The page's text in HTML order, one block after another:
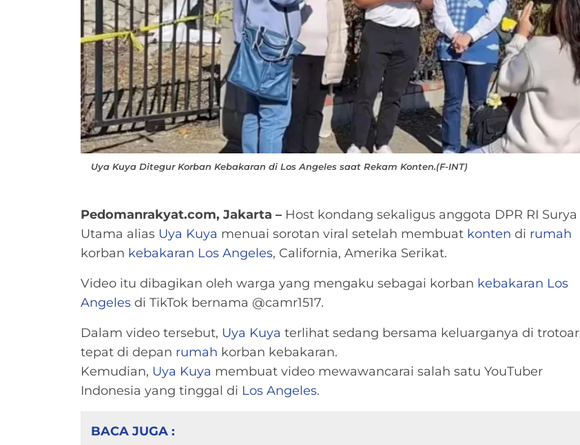
Uya Kuya Ditegur Korban Kebakaran di Los Angeles saat Rekam Konten.(F-INT)
Pedomanrakyat.com, Jakarta – Host kondang sekaligus anggota DPR RI Surya
Utama alias Uya Kuya menuai sorotan viral setelah membuat konten di rumah
korban kebakaran Los Angeles, California, Amerika Serikat.
Video itu dibagikan oleh warga yang mengaku sebagai korban kebakaran Los
Angeles di TikTok bernama @camr1517.
Dalam video tersebut, Uya Kuya terlihat sedang bersama keluarganya di trotoar
tepat di depan rumah korban kebakaran.
Kemudian, Uya Kuya membuat video mewawancarai salah satu YouTuber
Indonesia yang tinggal di Los Angeles.
BACA JUGA :